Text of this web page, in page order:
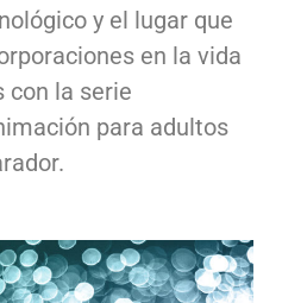
y el lugar que
en la vida
con la serie
para adultos